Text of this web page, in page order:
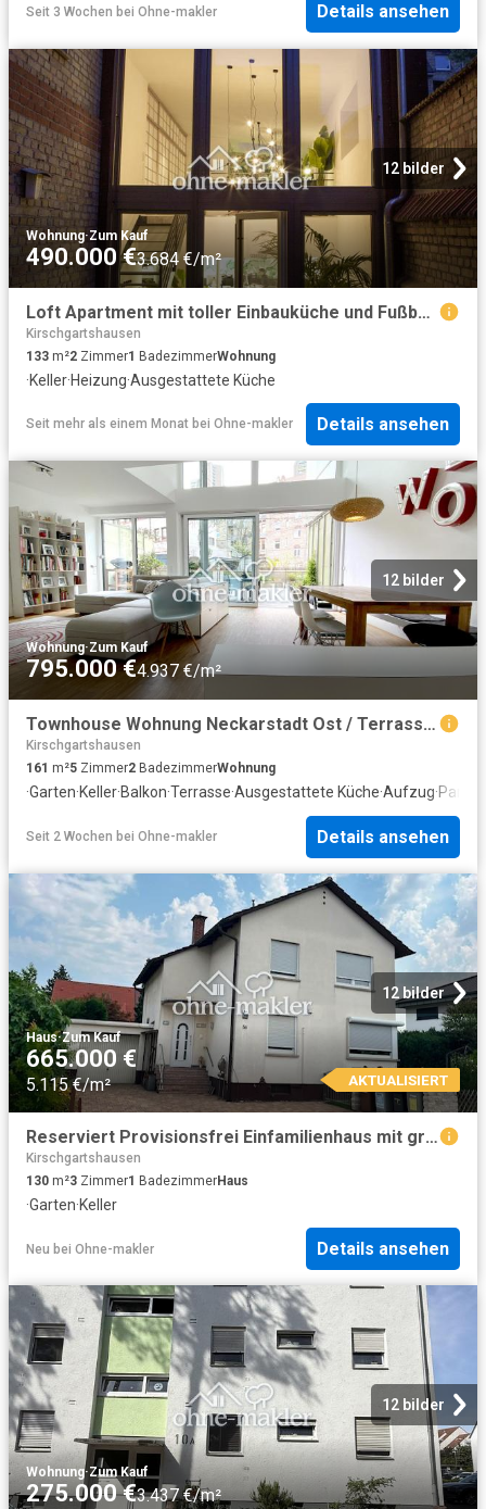
Seit 3 Wochen bei Ohne-makler Details ansehen
12 bilder
Wohnung·Zum Kauf
490.000 €3.684 €/m²
Loft Apartment mit toller Einbauküche und Fußbodenheizung / Neckarstadt Ost
Kirschgartshausen
133 m²2 Zimmer1 BadezimmerWohnung
·Keller·Heizung·Ausgestattete Küche
Seit mehr als einem Monat bei Ohne-makler Details ansehen
12 bilder
Wohnung·Zum Kauf
795.000 €4.937 €/m²
Townhouse Wohnung Neckarstadt Ost / Terrasse und Gartennutzung / 2 Balkone / Perfekt für Familien
Kirschgartshausen
161 m²5 Zimmer2 BadezimmerWohnung
·Garten·Keller·Balkon·Terrasse·Ausgestattete Küche·Aufzug·
Seit 2 Wochen bei Ohne-makler Details ansehen
12 bilder
Haus·Zum Kauf
665.000 €
5.115 €/m² AKTUALISIERT
Reserviert Provisionsfrei Einfamilienhaus mit großen Garten MA Gartenstadt
Kirschgartshausen
130 m²3 Zimmer1 BadezimmerHaus
·Garten·Keller
Neu bei Ohne-makler Details ansehen
12 bilder
Wohnung·Zum Kauf
275.000 €3.437 €/m²